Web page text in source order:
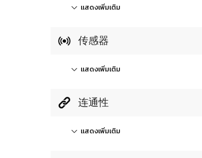
แสดงเพิ่มเติม
传感器
แสดงเพิ่มเติม
连通性
แสดงเพิ่มเติม